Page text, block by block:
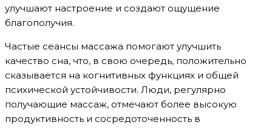
улучшают настроение и создают ощущение
благополучия.
Частые сеансы массажа помогают улучшить
качество сна, что, в свою очередь, положительно
сказывается на когнитивных функциях и общей
психической устойчивости. Люди, регулярно
получающие массаж, отмечают более высокую
продуктивность и сосредоточенность в